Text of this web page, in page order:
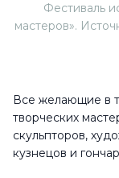
Фестиваль
мастеров».
Все желающие в
творческих
скульпторов,
кузнецов и